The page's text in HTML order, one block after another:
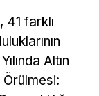
farklı
Altın